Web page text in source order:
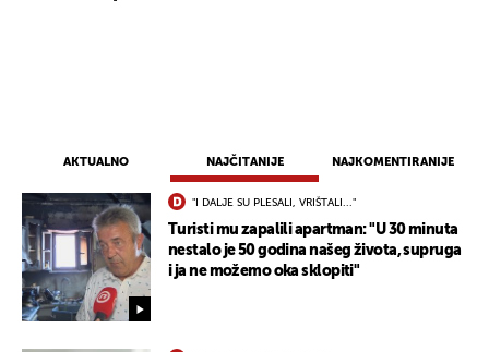
AKTUALNO NAJČITANIJE NAJKOMENTIRANIJE
"I DALJE SU PLESALI, VRIŠTALI..."
Turisti mu zapalili apartman: "U 30 minuta
nestalo je 50 godina našeg života, supruga
i ja ne možemo oka sklopiti"